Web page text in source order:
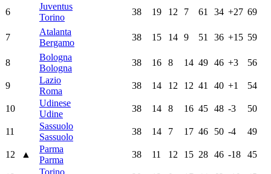
6
Juventus
Torino
38 19 12 7 61 34 +27 69
7
Atalanta
Bergamo
38 15 14 9 51 36 +15 59
8
Bologna
Bologna
38 16 8 14 49 46 +3 56
9
Lazio
Roma
38 14 12 12 41 40 +1 54
10
Udinese
Udine
38 14 8 16 45 48 -3 50
11
Sassuolo
Sassuolo
38 14 7 17 46 50 -4 49
12 ▲
Parma
Parma
38 11 12 15 28 46 -18 45
Torino